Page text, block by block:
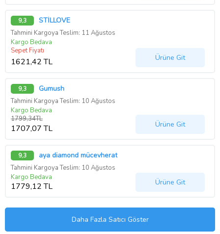
9,3 STİLLOVE
Tahmini Kargoya Teslim: 11 Ağustos
Kargo Bedava
Sepet Fiyatı
1621,42 TL Ürüne Git
9,3 Gumush
Tahmini Kargoya Teslim: 10 Ağustos
Kargo Bedava
1799,34TL
1707,07 TL Ürüne Git
9,3 aya diamond mücevherat
Tahmini Kargoya Teslim: 10 Ağustos
Kargo Bedava
1779,12 TL Ürüne Git
Daha Fazla Satıcı Göster